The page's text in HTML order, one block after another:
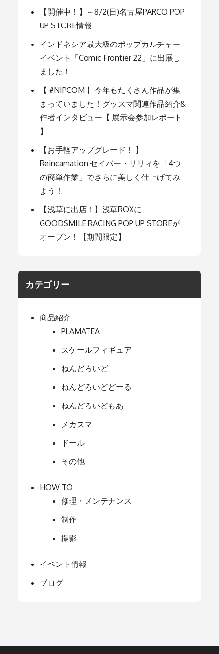
シ
ョ
ン
【開催中！】～8/2(日)名古屋PARCO POP
UP STORE情報
インドネシア最大級のポップカルチャー
イベント「Comic Frontier 22」に出展し
ました！
【 #NIPCOM 】今年もたくさん作品が集
まっていました！グッスマ関連作品紹介&
作者インタビュー【 展示会参加レポート
】
【お手軽アップグレード！ 】
Reincarnation セイバー・リリィを「4つ
の簡単作業」でさらに美しく仕上げてみ
よう！
【浅草に出店！】浅草ROXに
GOODSMILE RACING POP UP STOREが
オープン！【期間限定】
カテゴリー
商品紹介
PLAMATEA
スケールフィギュア
ねんどろいど
ねんどろいどどーる
ねんどろいどもあ
メカスマ
ドール
その他
HOW TO
修理・メンテナンス
制作
撮影
イベント情報
ブログ